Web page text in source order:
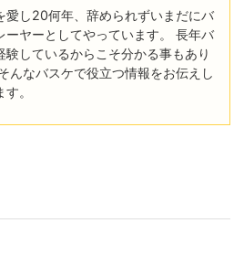
愛し20何年、辞められずいまだにバ
ーヤーとしてやっています。 長年バ
験しているからこそ分かる事もあり
んなバスケで役立つ情報をお伝えし
。